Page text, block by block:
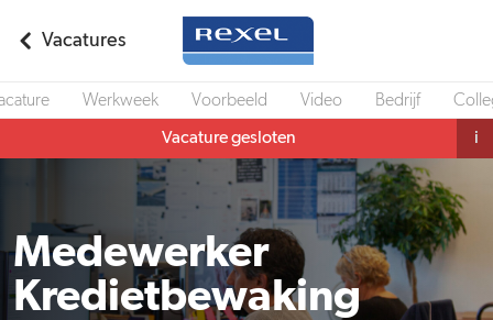
Vacatures
Werkweek Voorbeeld Video Bedrijf
Vacature gesloten i
Medewerker
Kredietbewaking